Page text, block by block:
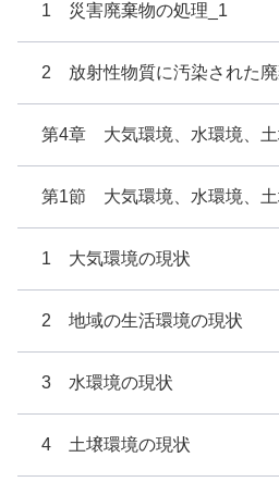
1 災害廃棄物の処理_1
2 放射性物質に汚染された廃
第4章 大気環境、水環境、土
第1節 大気環境、水環境、土
1 大気環境の現状
2 地域の生活環境の現状
3 水環境の現状
4 土壌環境の現状